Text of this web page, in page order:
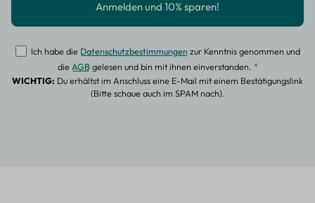
Ich habe die Datenschutzbestimmungenzur Kenntnis genommen und
dieAGBgelesen und bin mit ihnen einverstanden. *
WICHTIG: Du erhältst im Anschluss eine E-Mail mit einem Bestätigungslink
(Bitte schaue auch im SPAM nach).